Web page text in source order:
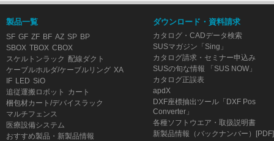
製品一覧
SF GF ZF BF AZ SP BP
SBOX TBOX CBOX
スケルトンラック 配線ダクト
ケーブルホルダ/ケーブルリング XA
IF LED SiO
追従運搬ロボット
カート
梱包材カート/デバイスラック
マルチフェンス
医療設備システム
おすすめ製品・新製品情報
ダウンロード・資料請求
カタログ・CADデータ検索
SUSマガジン「Sing」
カタログ請求・セミナー申込み
SUSの旬な情報 「SUS NOW」
カタログ正誤表
apdX
DXF座標抽出ツール「DXF Pos
Converter」
各種ソフトウエア・取扱説明書
新製品情報（バックナンバー）[PDF]